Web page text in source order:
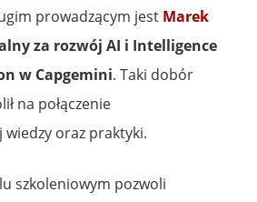
prowadzącym jest Marek
za rozwój AI i Intelligence
w Capgemini. Taki dobór
na połączenie
oraz praktyki.
szkoleniowym pozwoli